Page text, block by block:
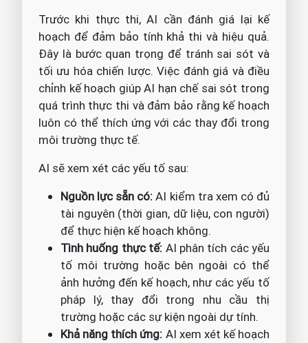
Trước khi thực thi, AI cần đánh giá lại kế
hoạch để đảm bảo tính khả thi và hiệu quả.
Đây là bước quan trọng để tránh sai sót và
tối ưu hóa chiến lược. Việc đánh giá và điều
chỉnh kế hoạch giúp AI hạn chế sai sót trong
quá trình thực thi và đảm bảo rằng kế hoạch
luôn có thể thích ứng với các thay đổi trong
môi trường thực tế.
AI sẽ xem xét các yếu tố sau:
Nguồn lực sẵn có:AI kiểm tra xem có đủ
tài nguyên (thời gian, dữ liệu, con người)
để thực hiện kế hoạch không.
Tình huống thực tế: AI phân tích các yếu
tố môi trường hoặc bên ngoài có thể
ảnh hưởng đến kế hoạch, như các yếu tố
pháp lý, thay đổi trong nhu cầu thị
trường hoặc các sự kiện ngoài dự tính.
Khả năng thích ứng: AI xem xét kế hoạch